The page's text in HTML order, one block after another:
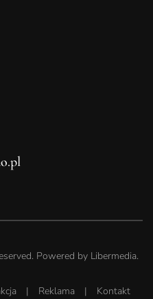
Powered by Libermedia.
| Reklama | Kontakt